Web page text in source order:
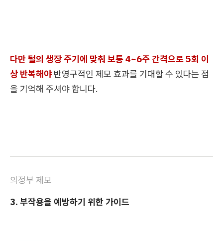
다만 털의 생장 주기에 맞춰 보통 4~6주 간격으로 5회 이
상 반복해야 반영구적인 제모 효과를 기대할 수 있다는 점
을 기억해 주셔야 합니다.
의정부 제모
3. 부작용을 예방하기 위한 가이드